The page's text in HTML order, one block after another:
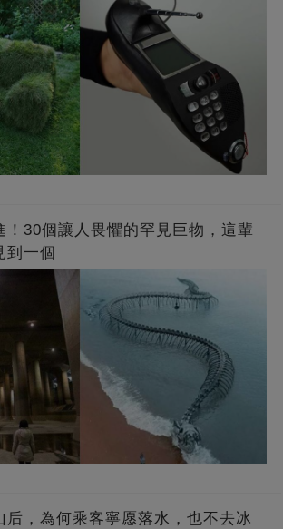
！30個讓人畏懼的罕見巨物，這輩
到一個
后，為何乘客寧愿落水，也不去冰